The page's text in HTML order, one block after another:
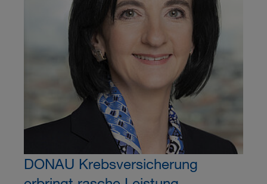
DONAU Krebsversicherung